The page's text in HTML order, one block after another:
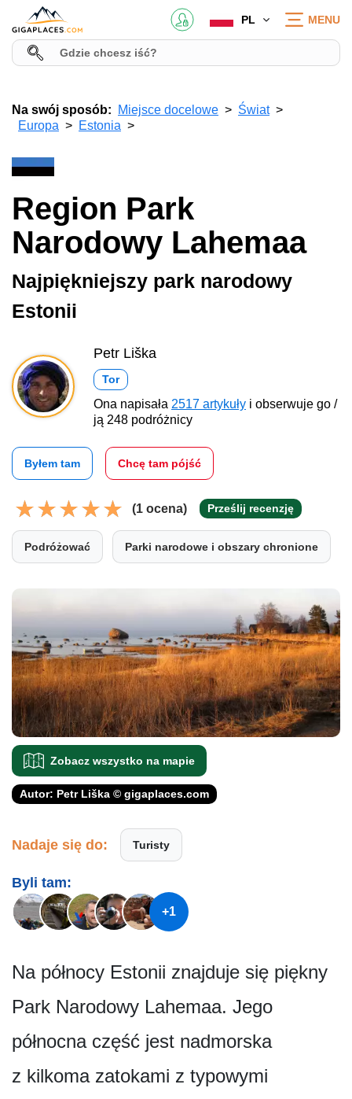
PL MENU
Na swój sposób: Miejsce docelowe
Świat
Europa
Estonia
Region Park
Narodowy Lahemaa
Najpiękniejszy park narodowy
Estonii
Petr Liška
Tor
Ona napisała 2517 artykuły i obserwuje go /
ją 248 podróżnicy
Byłem tam Chcę tam pójść
(1 ocena) Prześlij recenzję
Podróżować Parki narodowe i obszary chronione
Zobacz wszystko na mapie
Autor: Petr Liška © gigaplaces.com
Nadaje się do: Turisty
Byli tam:
+1
Na północy Estonii znajduje się piękny
Park Narodowy Lahemaa. Jego
północna część jest nadmorska
z kilkoma zatokami z typowymi